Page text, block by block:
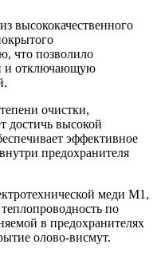
высококачественного
что позволило
и отключающую
очистки,
достичь высокой
эффективное
предохранителя
меди М1,
по
в предохранителях
олово-висмут.